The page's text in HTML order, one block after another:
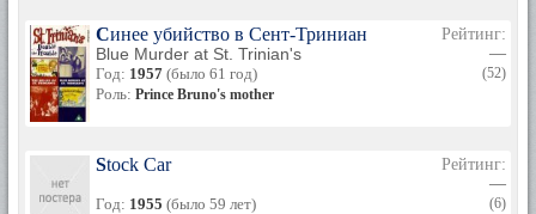
Синее убийство в Сент-Триниан
Blue Murder at St. Trinian's
Год: 1957 (было 61 год)
Роль: Prince Bruno's mother
Рейтинг:
—
(52)
Stock Car
Год: 1955 (было 59 лет)
Рейтинг:
—
(6)